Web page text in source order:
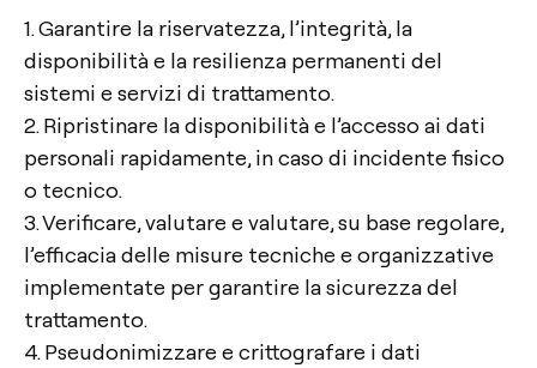
1. Garantire la riservatezza, l’integrità, la
disponibilità e la resilienza permanenti del
sistemi e servizi di trattamento.
2. Ripristinare la disponibilità e l’accesso ai dati
personali rapidamente, in caso di incidente fisico
o tecnico.
3. Verificare, valutare e valutare, su base regolare,
l’efficacia delle misure tecniche e organizzative
implementate per garantire la sicurezza del
trattamento.
4. Pseudonimizzare e crittografare i dati